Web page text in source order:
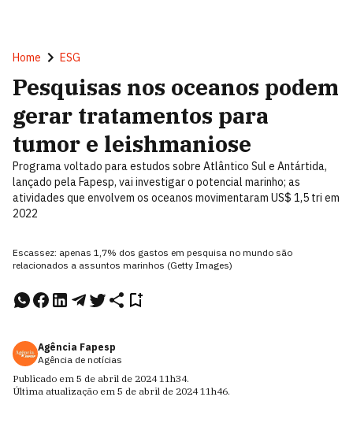
Home ESG
Pesquisas nos oceanos podem
gerar tratamentos para
tumor e leishmaniose
Programa voltado para estudos sobre Atlântico Sul e Antártida,
lançado pela Fapesp, vai investigar o potencial marinho; as
atividades que envolvem os oceanos movimentaram US$ 1,5 tri em
2022
Escassez: apenas 1,7% dos gastos em pesquisa no mundo são
relacionados a assuntos marinhos (Getty Images)
Agência Fapesp
Agência de notícias
Publicado em 5 de abril de 2024 11h34.
Última atualização em 5 de abril de 2024 11h46.